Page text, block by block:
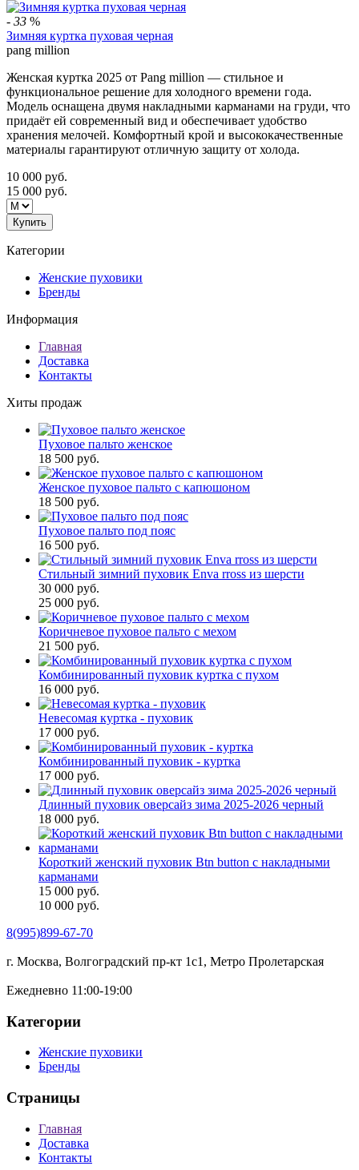
- 33 %
Зимняя куртка пуховая черная
pang million
Женская куртка 2025 от Pang million — стильное и
функциональное решение для холодного времени года.
Модель оснащена двумя накладными карманами на груди, что
придаёт ей современный вид и обеспечивает удобство
хранения мелочей. Комфортный крой и высококачественные
материалы гарантируют отличную защиту от холода.
10 000 руб.
15 000 руб.
Купить
Категории
Женские пуховики
Бренды
Информация
Главная
Доставка
Контакты
Хиты продаж
Пуховое пальто женское
18 500 руб.
Женское пуховое пальто с капюшоном
18 500 руб.
Пуховое пальто под пояс
16 500 руб.
Стильный зимний пуховик Enva rross из шерсти
30 000 руб.
25 000 руб.
Коричневое пуховое пальто с мехом
21 500 руб.
Комбинированный пуховик куртка с пухом
16 000 руб.
Невесомая куртка - пуховик
17 000 руб.
Комбинированный пуховик - куртка
17 000 руб.
Длинный пуховик оверсайз зима 2025-2026 черный
18 000 руб.
Короткий женский пуховик Btn button с накладными
карманами
15 000 руб.
10 000 руб.
8(995)899-67-70
г. Москва, Волгоградский пр-кт 1с1, Метро Пролетарская
Ежедневно 11:00-19:00
Категории
Женские пуховики
Бренды
Страницы
Главная
Доставка
Контакты